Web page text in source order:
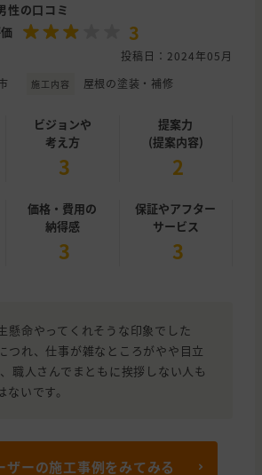
性の口コミ
3
投稿日：2024年05月
施工内容 屋根の塗装・補修
ビジョンや
考え方
3
提案力
(提案内容)
2
価格・費用の
納得感
3
保証やアフター
サービス
3
懸命やってくれそうな印象でした
つれ、仕事が雑なところがやや目立
職人さんでまともに挨拶しない人も
いです。
ザーの施工事例をみてみる